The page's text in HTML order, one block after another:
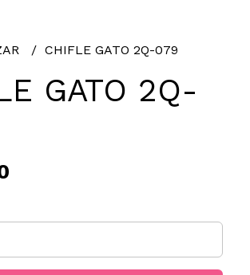
CHIFLE GATO 2Q-079
GATO 2Q-